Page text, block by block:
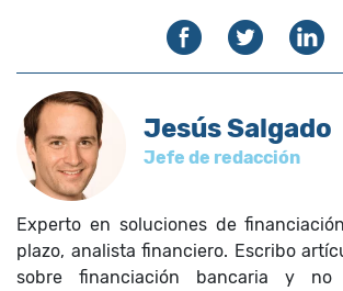
Jesús Salgado
Jefe de redacción
Experto en soluciones de
plazo, analista financiero. Escribo
sobre financiación bancaria y no